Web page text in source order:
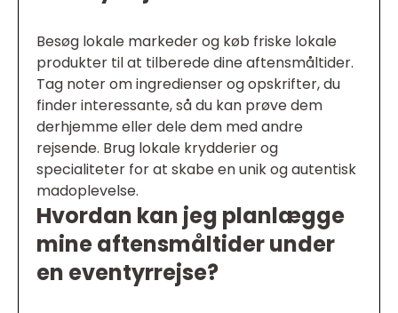
Besøg lokale markeder og køb friske lokale
produkter til at tilberede dine aftensmåltider.
Tag noter om ingredienser og opskrifter, du
finder interessante, så du kan prøve dem
derhjemme eller dele dem med andre
rejsende. Brug lokale krydderier og
specialiteter for at skabe en unik og autentisk
madoplevelse.
Hvordan kan jeg planlægge
mine aftensmåltider under
en eventyrrejse?